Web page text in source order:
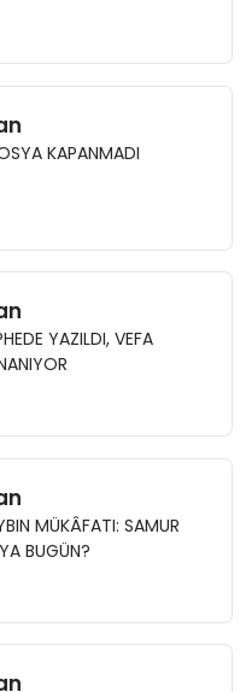
KAPANMADI
YAZILDI, VEFA
MÜKÂFATI: SAMUR
BUGÜN?